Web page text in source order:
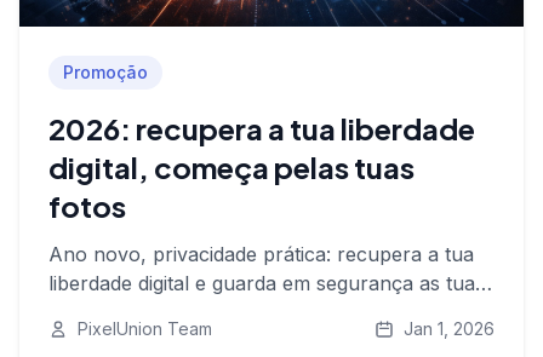
Promoção
2026: recupera a tua liberdade
digital, começa pelas tuas
fotos
Ano novo, privacidade prática: recupera a tua
liberdade digital e guarda em segurança as tuas
PixelUnion com 50% de desconto de Ano
PixelUnion Team Jan 1, 2026